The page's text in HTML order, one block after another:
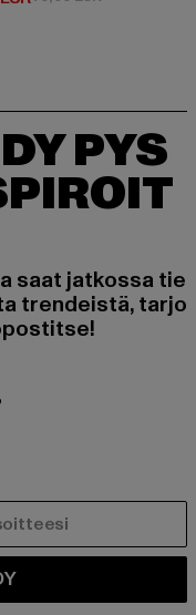
PYS
saat jatkossa tie
trendeistä, tarjo